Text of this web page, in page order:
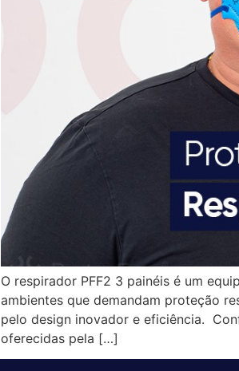
O respirador PFF2 3 painéis é um
ambientes que demandam proteção
pelo design inovador e eficiência.
oferecidas pela […]